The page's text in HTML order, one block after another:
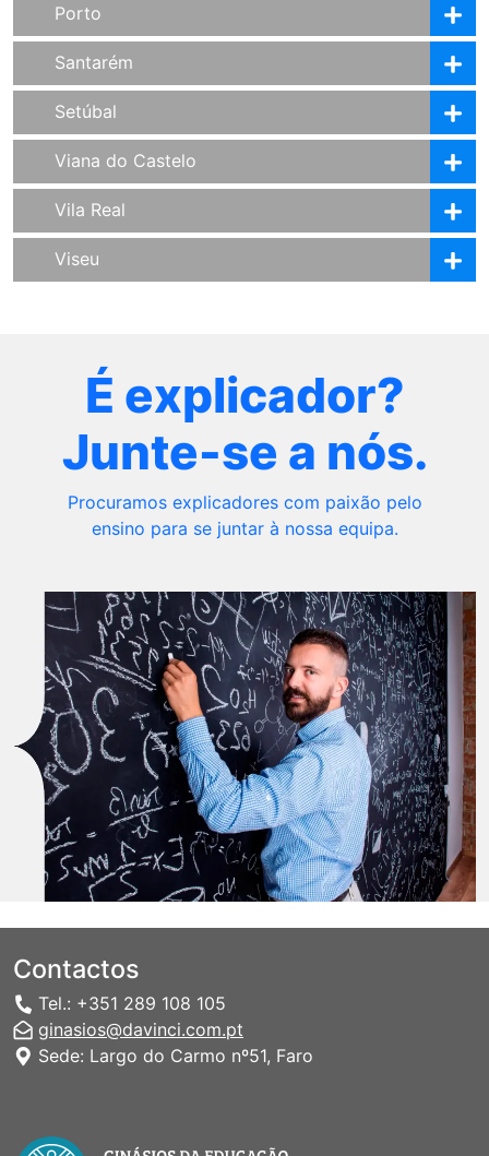
Porto
Santarém
Setúbal
Viana do Castelo
Vila Real
Viseu
É explicador?
Junte-se a nós.
Procuramos explicadores com paixão pelo
ensino para se juntar à nossa equipa.
Contactos
Tel.: +351 289 108 105
ginasios@davinci.com.pt
Sede: Largo do Carmo nº51, Faro